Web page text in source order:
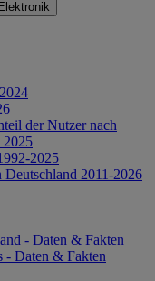
der Nutzer nach
2025
2025
2011-2026
- Daten & Fakten
- Daten & Fakten